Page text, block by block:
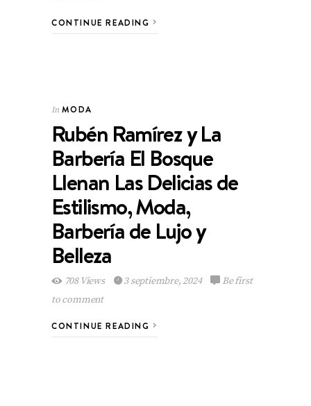
CONTINUE READING
In MODA
Rubén Ramírez y La
Barbería El Bosque
Llenan Las Delicias de
Estilismo, Moda,
Barbería de Lujo y
Belleza
708 Views 3 septiembre, 2024
Be first
to comment
CONTINUE READING